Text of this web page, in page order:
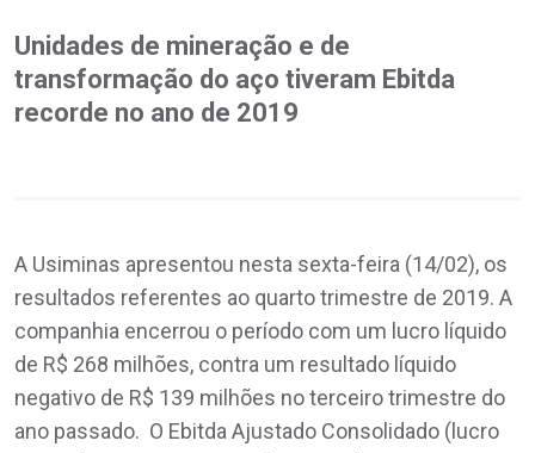
Unidades de mineração e de
transformação do aço tiveram Ebitda
recorde no ano de 2019
A Usiminas apresentou nesta sexta-feira (14/02), os
resultados referentes ao quarto trimestre de 2019. A
companhia encerrou o período com um lucro líquido
de R$ 268 milhões, contra um resultado líquido
negativo de R$ 139 milhões no terceiro trimestre do
ano passado. O Ebitda Ajustado Consolidado (lucro